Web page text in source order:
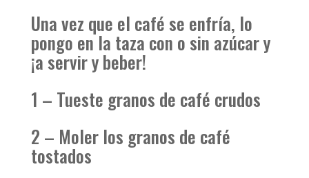
Una vez que el café se enfría, lo
pongo en la taza con o sin azúcar y
¡a servir y beber!
1 – Tueste granos de café crudos
2 – Moler los granos de café
tostados